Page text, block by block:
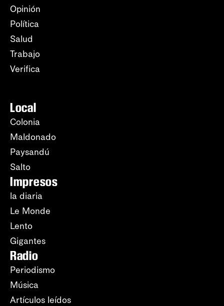
Opinión
Política
Salud
Trabajo
Verifica
Local
Colonia
Maldonado
Paysandú
Salto
Impresos
la diaria
Le Monde
Lento
Gigantes
Radio
Periodismo
Música
Artículos leídos